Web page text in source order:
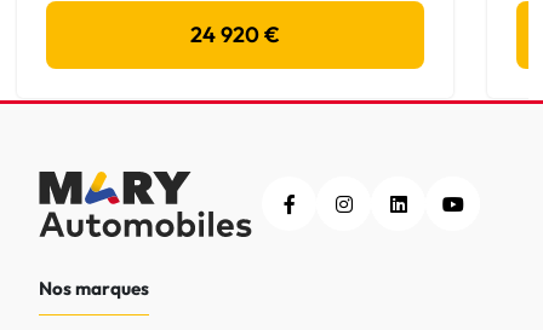
24 920 €
Nos marques